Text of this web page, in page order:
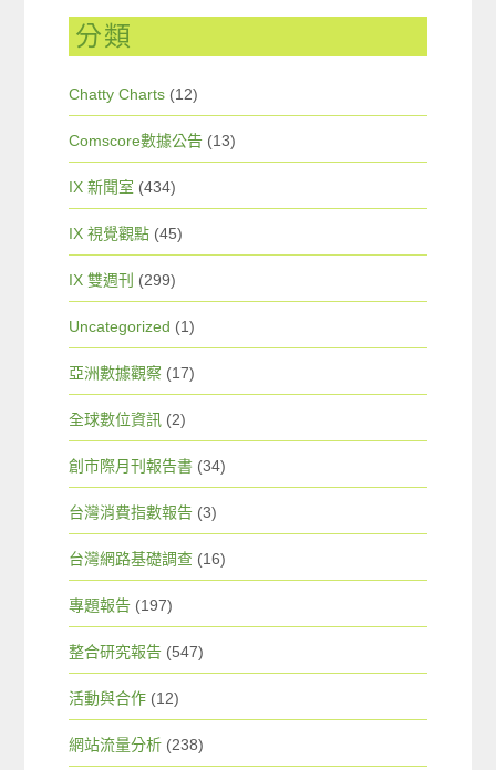
分類
Chatty Charts (12)
Comscore數據公告 (13)
IX 新聞室 (434)
IX 視覺觀點 (45)
IX 雙週刊 (299)
Uncategorized (1)
亞洲數據觀察 (17)
全球數位資訊 (2)
創市際月刊報告書 (34)
台灣消費指數報告 (3)
台灣網路基礎調查 (16)
專題報告 (197)
整合研究報告 (547)
活動與合作 (12)
網站流量分析 (238)